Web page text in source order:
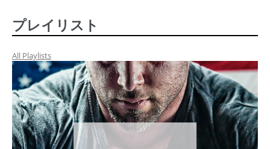
プレイリスト
All Playlists